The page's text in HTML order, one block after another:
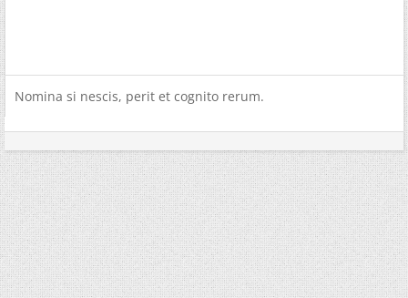
Nomina si nescis, perit et cognito rerum.